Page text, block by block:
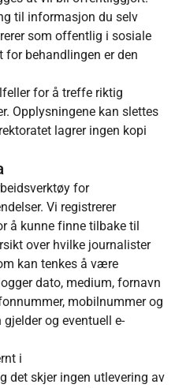
til informasjon du selv
som offentlig i sosiale
for behandlingen er den
for å treffe riktig
Opplysningene kan slettes
lagrer ingen kopi
for
Vi registrerer
å kunne finne tilbake til
over hvilke journalister
kan tenkes å være
dato, medium, fornavn
mobilnummer og
og eventuell e-
i
det skjer ingen utlevering av